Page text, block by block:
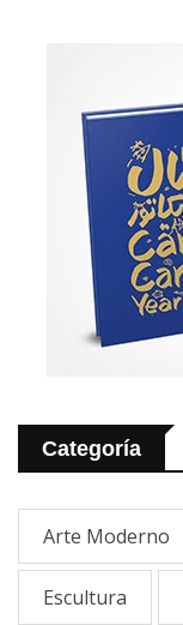
Categoría
Arte Moderno
Escultura